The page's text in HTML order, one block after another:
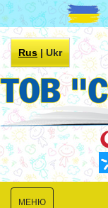
Rus|Ukr